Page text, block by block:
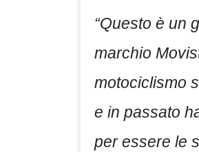
“Questo è un
marchio
motociclismo
e in passato
per essere le